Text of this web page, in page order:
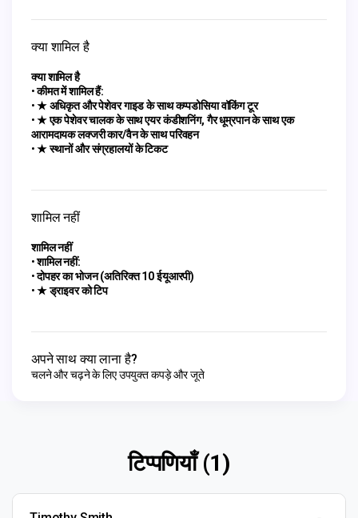
क्या शामिल है
क्या शामिल है
कीमत में शामिल हैं:
★ अधिकृत और पेशेवर गाइड के साथ कप्पडोसिया वॉकिंग टूर
★ एक पेशेवर चालक के साथ एयर कंडीशनिंग, गैर धूम्रपान के साथ एक
आरामदायक लक्जरी कार/वैन के साथ परिवहन
★ स्थानों और संग्रहालयों के टिकट
शामिल नहीं
शामिल नहीं
शामिल नहीं:
दोपहर का भोजन (अतिरिक्त 10 ईयूआरपी)
★ ड्राइवर को टिप
अपने साथ क्या लाना है?
चलने और चढ़ने के लिए उपयुक्त कपड़े और जूते
टिप्पणियाँ (1)